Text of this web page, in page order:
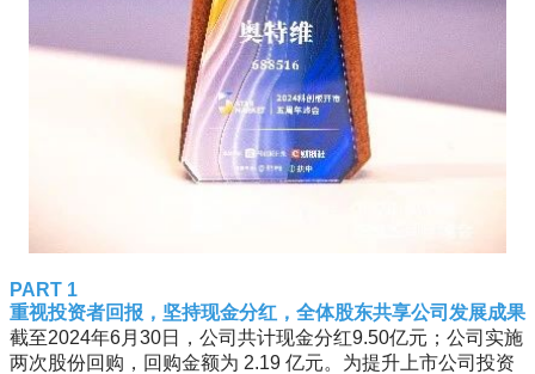
PART 1
重视投资者回报，坚持现金分红，全体股东共享公司发展成果
截至2024年6月30日，公司共计现金分红9.50亿元；公司实施
两次股份回购，回购金额为 2.19 亿元。为提升上市公司投资